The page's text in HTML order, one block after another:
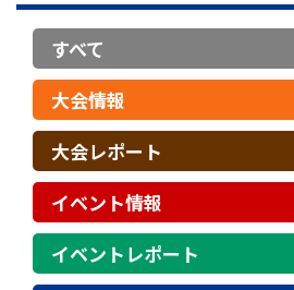
すべて
大会情報
大会レポート
イベント情報
イベントレポート